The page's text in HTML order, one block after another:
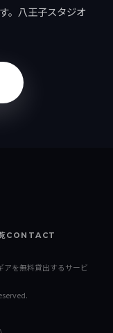
。八王子スタジオ
CONTACT
アを無料貸出するサービ